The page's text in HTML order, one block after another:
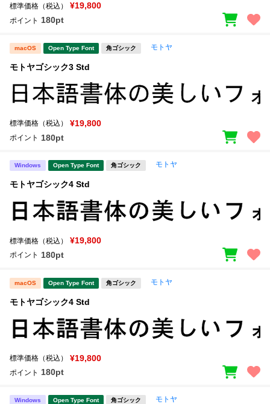
標準価格（税込） ¥19,800
ポイント 180pt
macOS Open Type Font 角ゴシック モトヤ
モトヤゴシック3 Std
標準価格（税込） ¥19,800
ポイント 180pt
Windows Open Type Font 角ゴシック モトヤ
モトヤゴシック4 Std
標準価格（税込） ¥19,800
ポイント 180pt
macOS Open Type Font 角ゴシック モトヤ
モトヤゴシック4 Std
標準価格（税込） ¥19,800
ポイント 180pt
Windows Open Type Font 角ゴシック モトヤ